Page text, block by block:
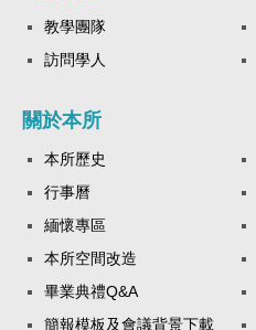
教學團隊
訪問學人
關於本所
本所歷史
行事曆
緬懷專區
本所空間改造
畢業典禮Q&A
簡報模板及會議背景下載